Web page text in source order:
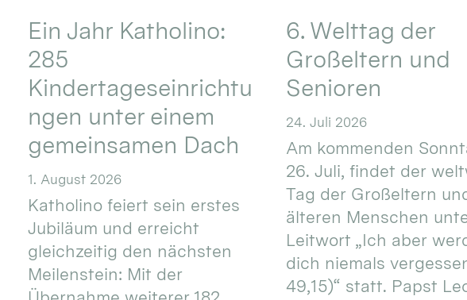
Ein Jahr Katholino:
285
Kindertageseinrichtu
ngen unter einem
gemeinsamen Dach
1. August 2026
Katholino feiert sein erstes
Jubiläum und erreicht
gleichzeitig den nächsten
Meilenstein: Mit der
6. Welttag der
Großeltern und
Senioren
24. Juli 2026
Am kommenden
26. Juli, findet der
Tag der Großeltern
älteren Menschen
Leitwort „Ich aber
dich niemals
49,15)“ statt. Papst